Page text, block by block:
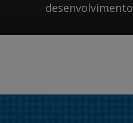
desenvolvimento